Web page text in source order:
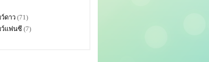
ดาว (71)
ว์แฟนซี(7)